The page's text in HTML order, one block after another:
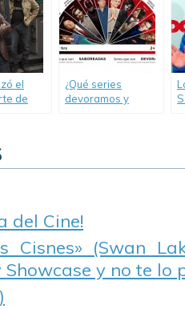
el
de
¿Qué series
devoramos y
del Cine!
Cisnes» (Swan
y no te lo